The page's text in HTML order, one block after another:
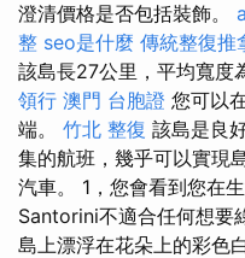
澄清價格是否包括裝飾。
整 seo是什麼 傳統整復推
該島長27公里，平均寬度
領行 澳門 台胞證 您可以
端。 竹北 整復 該島是良
集的航班，幾乎可以實現
汽車。 1，您會看到您在
Santorini不適合任何想要
島上漂浮在花朵上的彩色